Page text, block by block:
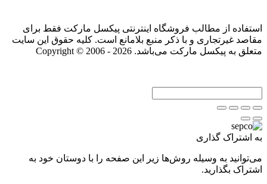
استفاده از مطالب فروشگاه اینترنتی پیکسل مارکت فقط برای
مقاصد غیرتجاری و با ذکر منبع بلامانع است. کلیه حقوق این سایت
متعلق به پیکسل مارکت می‌باشد. Copyright © 2006 - 2026
به اشتراک گذاری
می‌توانید به وسیله روش‌ها زیر این صفحه را با دوستان خود به
اشتراک بگذارید.